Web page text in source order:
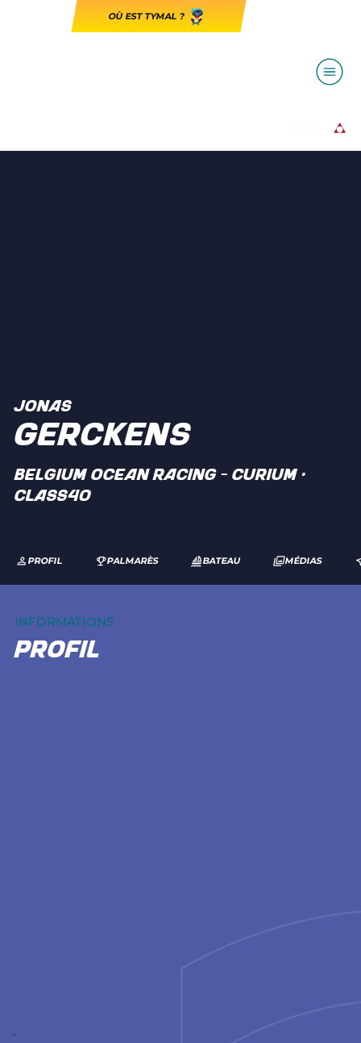
OÙ EST TYMAL ?
JONAS
GERCKENS
BELGIUM OCEAN RACING - CURIUM ·
Class40
INFORMATIONS
profil
PROFIL PALMARÈS BATEAU MÉDIAS